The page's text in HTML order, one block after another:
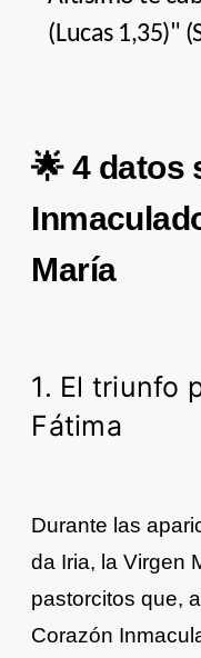
(Lucas 1,35)"
🌟 4 datos
María
1. El triunfo
Fátima
Durante las
da Iria, la Virgen
pastorcitos que,
Corazón